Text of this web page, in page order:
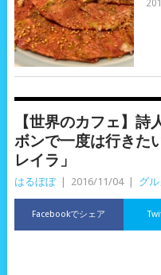
【世界のカフェ】
ボンで一度は行きた
レイラ」
はるぼぼ 2016/11/04 グル
Facebookでシェア